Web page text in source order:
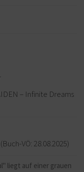
– Infinite Dreams
VÖ: 28.08.2025)